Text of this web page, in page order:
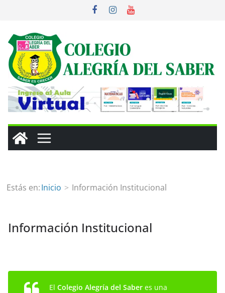
Estás en:Inicio Información Institucional
Información Institucional
El Colegio Alegría del Saber es una